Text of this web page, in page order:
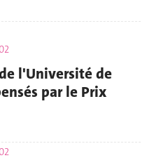
l'Université de
par le Prix